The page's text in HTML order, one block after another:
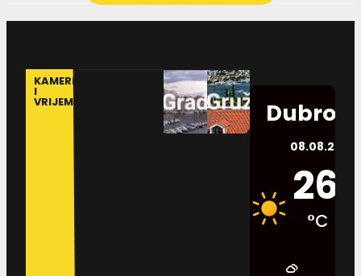
KAMERE
I
VRIJEME
08.08.2026.
26
°C